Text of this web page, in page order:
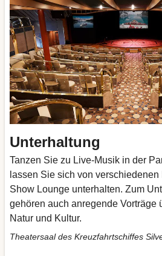
Unterhaltung
Tanzen Sie zu Live-Musik in der
lassen Sie sich von
Show Lounge unterhalten. Zum
gehören auch anregende Vorträge
Natur und Kultur.
Theatersaal des Kreuzfahrtschiffes